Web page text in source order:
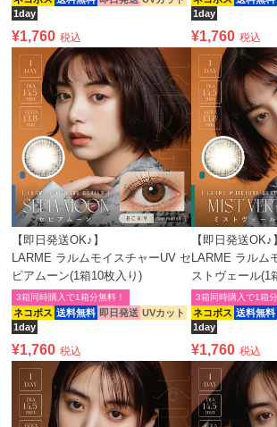
1day
¥1,760 税込
1day
¥1,760 税込
【即日発送OK♪】
LARME ラルムモイスチャーUV セ
ピアムーン(1箱10枚入り)
ネコポス 送料無料 即日発送 UVカット
1day
3箱同時購入で1箱分無料！
¥1,760 税込
【即日発送OK♪】
LARME ラルム
ストヴェール(1
ネコポス 送料無料
1day
3箱同時購入で1箱分
¥1,760 税込